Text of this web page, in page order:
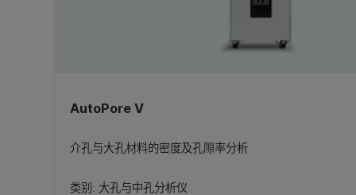
AutoPore V
介孔与大孔材料的密度及孔隙率分析
类别: 大孔与中孔分析仪